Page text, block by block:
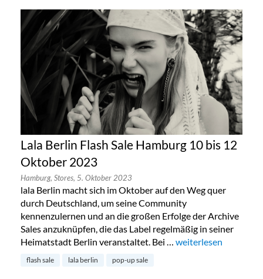
Lala Berlin Flash Sale Hamburg 10 bis 12
Oktober 2023
Hamburg, Stores, 5. Oktober 2023
lala Berlin macht sich im Oktober auf den Weg quer
durch Deutschland, um seine Community
kennenzulernen und an die großen Erfolge der Archive
Sales anzuknüpfen, die das Label regelmäßig in seiner
Heimatstadt Berlin veranstaltet. Bei … „Lala Berlin Flash
weiterlesen
flash sale lala berlin pop-up sale